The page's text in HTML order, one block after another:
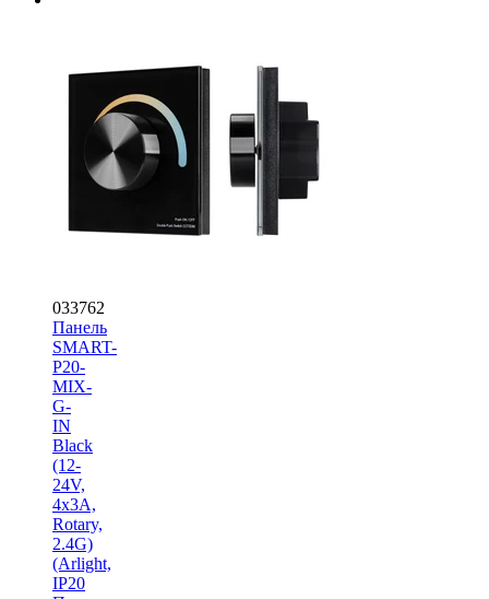
033762
Панель
SMART-
P20-
MIX-
G-
IN
Black
(12-
24V,
4x3A,
Rotary,
2.4G)
(Arlight,
IP20